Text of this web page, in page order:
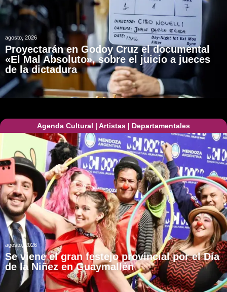
agosto, 2026
Proyectarán en Godoy Cruz el documental
«El Mal Absoluto», sobre el juicio a jueces
de la dictadura
Agenda Cultural | Artistas | Departamentales
agosto, 2026
Se viene el gran festejo provincial por el Día
de la Niñez en Guaymallén